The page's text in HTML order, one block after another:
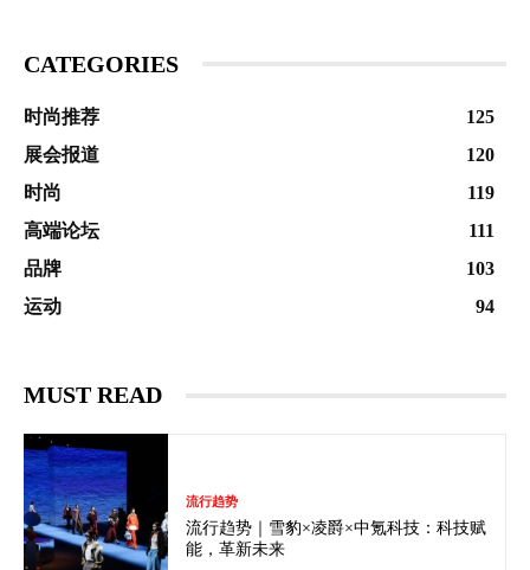
CATEGORIES
时尚推荐
125
展会报道
120
时尚
119
高端论坛
111
品牌
103
运动
94
MUST READ
流行趋势
流行趋势｜雪豹×凌爵×中氪科技：科技赋
能，革新未来